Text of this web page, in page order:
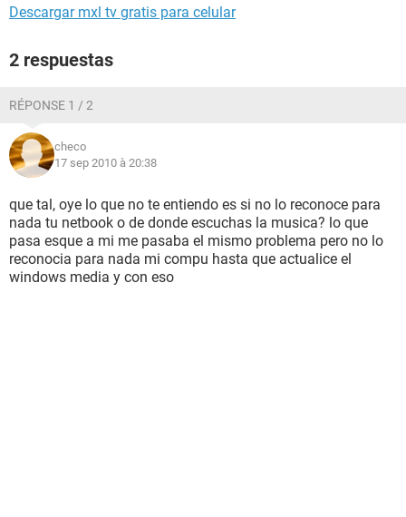
Descargar mxl tv gratis para celular
2 respuestas
RÉPONSE 1 / 2
checo
17 sep 2010 à 20:38
que tal, oye lo que no te entiendo es si no lo reconoce para
nada tu netbook o de donde escuchas la musica? lo que
pasa esque a mi me pasaba el mismo problema pero no lo
reconocia para nada mi compu hasta que actualice el
windows media y con eso